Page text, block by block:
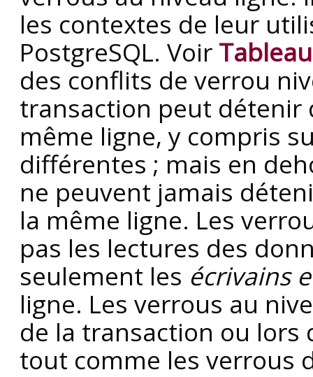
les contextes de leur
PostgreSQL. Voir
des conflits de verrou
transaction peut détenir
même ligne, y compris
différentes ; mais en
ne peuvent jamais
la même ligne. Les
pas les lectures des
seulement les écrivains
ligne. Les verrous au
de la transaction ou
tout comme les verrous